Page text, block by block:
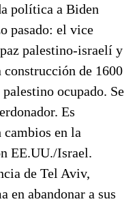
política a Biden
pasado: el vice
palestino-israelí y
de 1600
ocupado. Se
Es
cambios en la
EE.UU./Israel.
de Tel Aviv,
en abandonar a sus